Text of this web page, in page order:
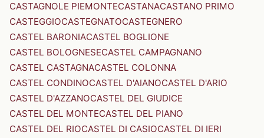
CASTAGNOLE PIEMONTECASTANACASTANO PRIMO
CASTEGGIOCASTEGNATOCASTEGNERO
CASTEL BARONIACASTEL BOGLIONE
CASTEL BOLOGNESECASTEL CAMPAGNANO
CASTEL CASTAGNACASTEL COLONNA
CASTEL CONDINOCASTEL D'AIANOCASTEL D'ARIO
CASTEL D'AZZANOCASTEL DEL GIUDICE
CASTEL DEL MONTECASTEL DEL PIANO
CASTEL DEL RIOCASTEL DI CASIOCASTEL DI IERI